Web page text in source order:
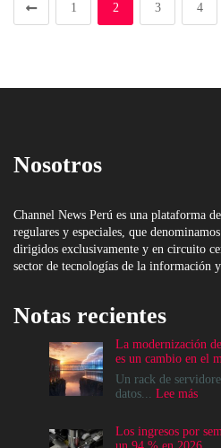
1 2 3 4
Nosotros
Channel News Perú es una plataforma
regulares y especiales, que
dirigidos exclusivamente y en circuito
sector de tecnologías de la información
Notas recientes
La modernización
es un cambio en el
Un rack de
datos... Lee más:
del
Los ingresos por